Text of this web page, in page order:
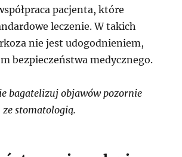
pacjenta, które
leczenie. W takich
nie jest udogodnieniem,
bezpieczeństwa medycznego.
bagatelizuj objawów pozornie
stomatologią.